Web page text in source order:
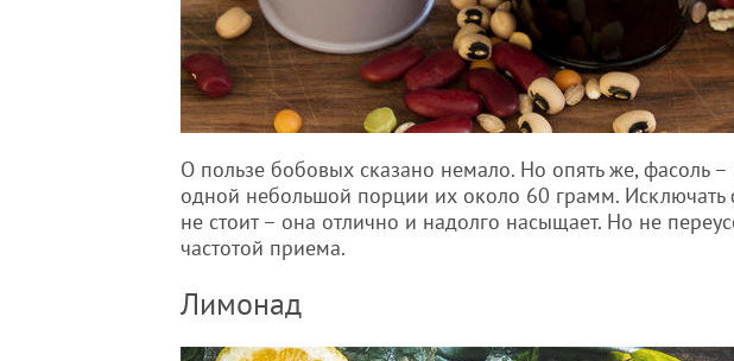
О пользе бобовых сказано немало. Но опять же, фасоль
одной небольшой порции их около 60 грамм. Исключать
не стоит – она отлично и надолго насыщает. Но не
частотой приема.
Лимонад